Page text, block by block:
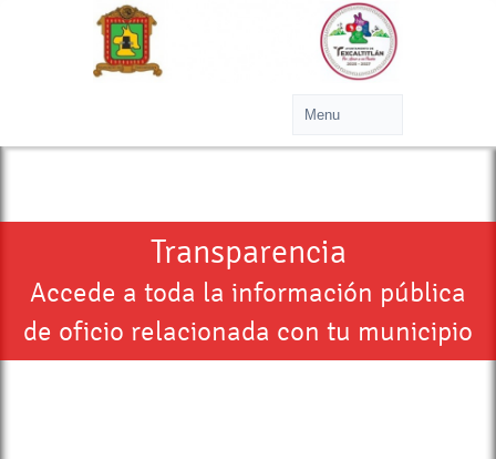
Transparencia
Accede a toda la información pública
de oficio relacionada con tu municipio